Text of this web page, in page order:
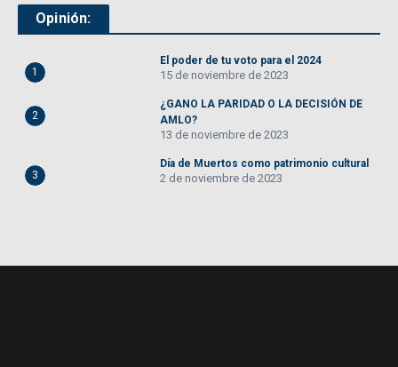
Opinión:
1
El poder de tu voto para el 2024
15 de noviembre de 2023
2
¿GANO LA PARIDAD O LA DECISIÓN DE
AMLO?
13 de noviembre de 2023
3
Día de Muertos como patrimonio cultural
2 de noviembre de 2023